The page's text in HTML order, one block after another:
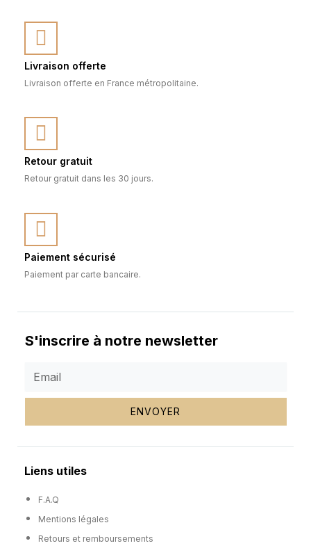
Livraison offerte
Livraison offerte en France métropolitaine.
Retour gratuit
Retour gratuit dans les 30 jours.
Paiement sécurisé
Paiement par carte bancaire.
S'inscrire à notre newsletter
ENVOYER
Liens utiles
F.A.Q
Mentions légales
Retours et remboursements